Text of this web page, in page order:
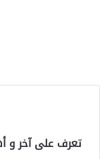
تعرف على آخر و